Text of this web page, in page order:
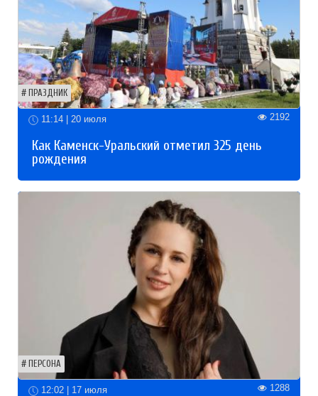
ПРАЗДНИК
11:14 | 20 июля 2192
Как Каменск-Уральский отметил 325 день
рождения
ПЕРСОНА
12:02 | 17 июля 1288